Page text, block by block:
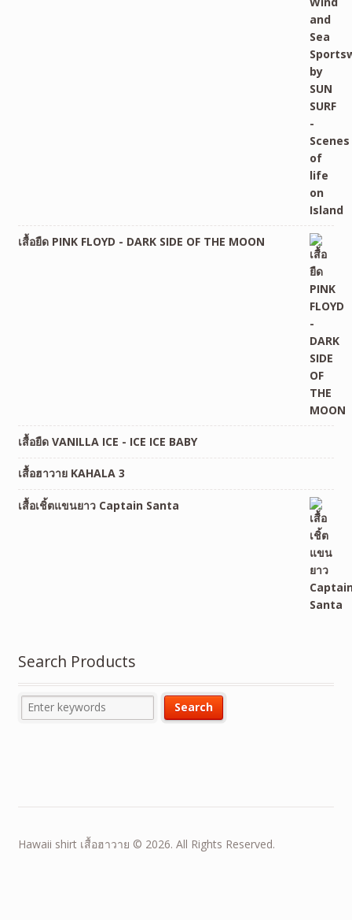
เสื้อยืด PINK FLOYD - DARK SIDE OF THE MOON
เสื้อยืด VANILLA ICE - ICE ICE BABY
เสื้อฮาวาย KAHALA 3
เสื้อเชิ้ตแขนยาว Captain Santa
Search Products
Hawaii shirt เสื้อฮาวาย © 2026. All Rights Reserved.